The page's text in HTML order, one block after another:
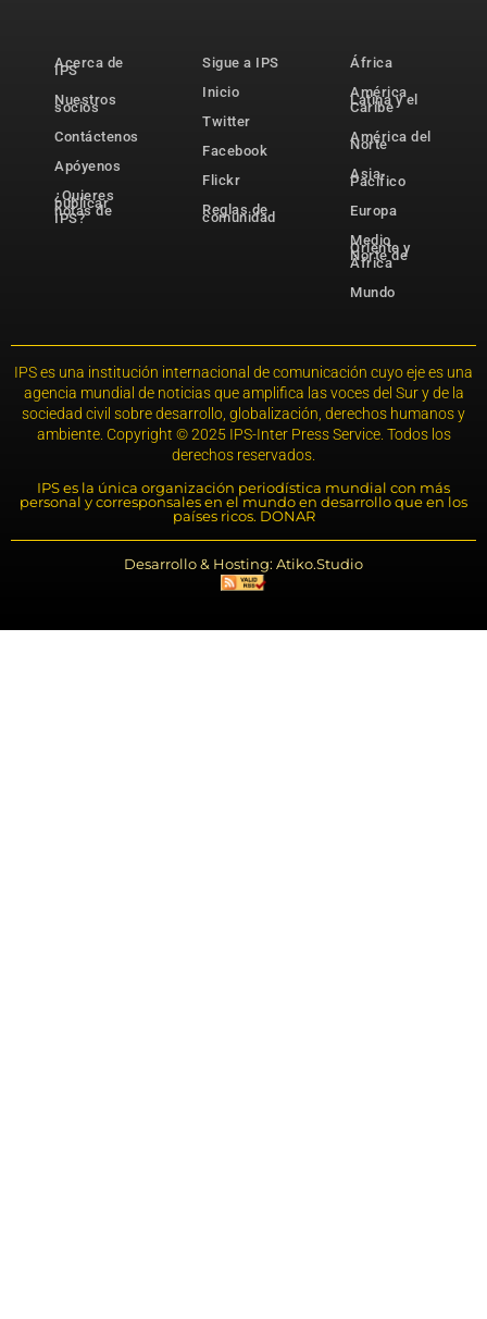
Acerca de
IPS
Nuestros
socios
Contáctenos
Apóyenos
¿Quieres
publicar
notas de
IPS?
Sigue a IPS
Inicio
Twitter
Facebook
Flickr
Reglas de
comunidad
África
América
Latina y el
Caribe
América del
Norte
Asia-
Pacífico
Europa
Medio
Oriente y
Norte de
África
Mundo
IPS es una institución internacional de comunicación cuyo eje es una
agencia mundial de noticias que amplifica las voces del Sur y de la
sociedad civil sobre desarrollo, globalización, derechos humanos y
ambiente. Copyright © 2025 IPS-Inter Press Service. Todos los
derechos reservados.
IPS es la única organización periodística mundial con más
personal y corresponsales en el mundo en desarrollo que en los
países ricos. DONAR
Desarrollo & Hosting: Atiko.Studio